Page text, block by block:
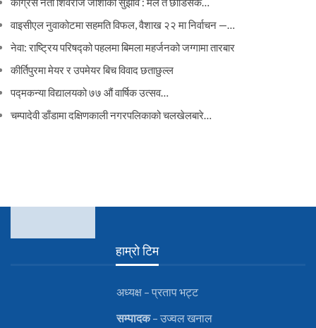
वाइसीएल नुवाकोटमा सहमति विफल, वैशाख २२ मा निर्वाचन —…
नेवा: राष्ट्रिय परिषद्को पहलमा बिमला महर्जनको जग्गामा तारबार
कीर्तिपुरमा मेयर र उपमेयर बिच विवाद छताछुल्ल
पद्मकन्या विद्यालयको ७७ औं ‌‌वार्षिक ‌उत्सव…
चम्पादेवी डाँडामा दक्षिणकाली नगरपलिकाको चलखेलबारे…
हाम्रो टिम
अध्यक्ष – प्रताप भट्ट
सम्पादक– उज्वल खनाल